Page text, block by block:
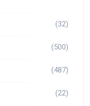
(32)
(500)
(487)
(22)